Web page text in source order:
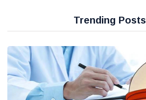
Trending Posts